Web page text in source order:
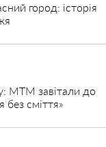
город: історія
МТМ завітали до
без сміття»